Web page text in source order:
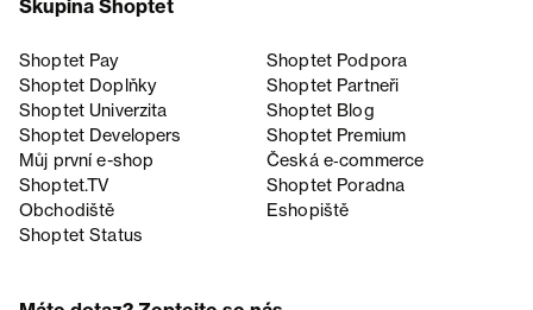
Skupina Shoptet
Shoptet Pay
Shoptet Podpora
Shoptet Doplňky
Shoptet Partneři
Shoptet Univerzita
Shoptet Blog
Shoptet Developers
Shoptet Premium
Můj první e-shop
Česká e‑commerce
Shoptet.TV
Shoptet Poradna
Obchodiště
Eshopiště
Shoptet Status